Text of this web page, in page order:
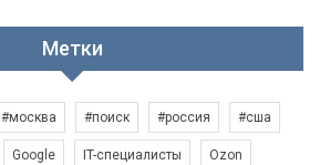
Метки
#москва #поиск #россия #сша
Google IT-специалисты Ozon